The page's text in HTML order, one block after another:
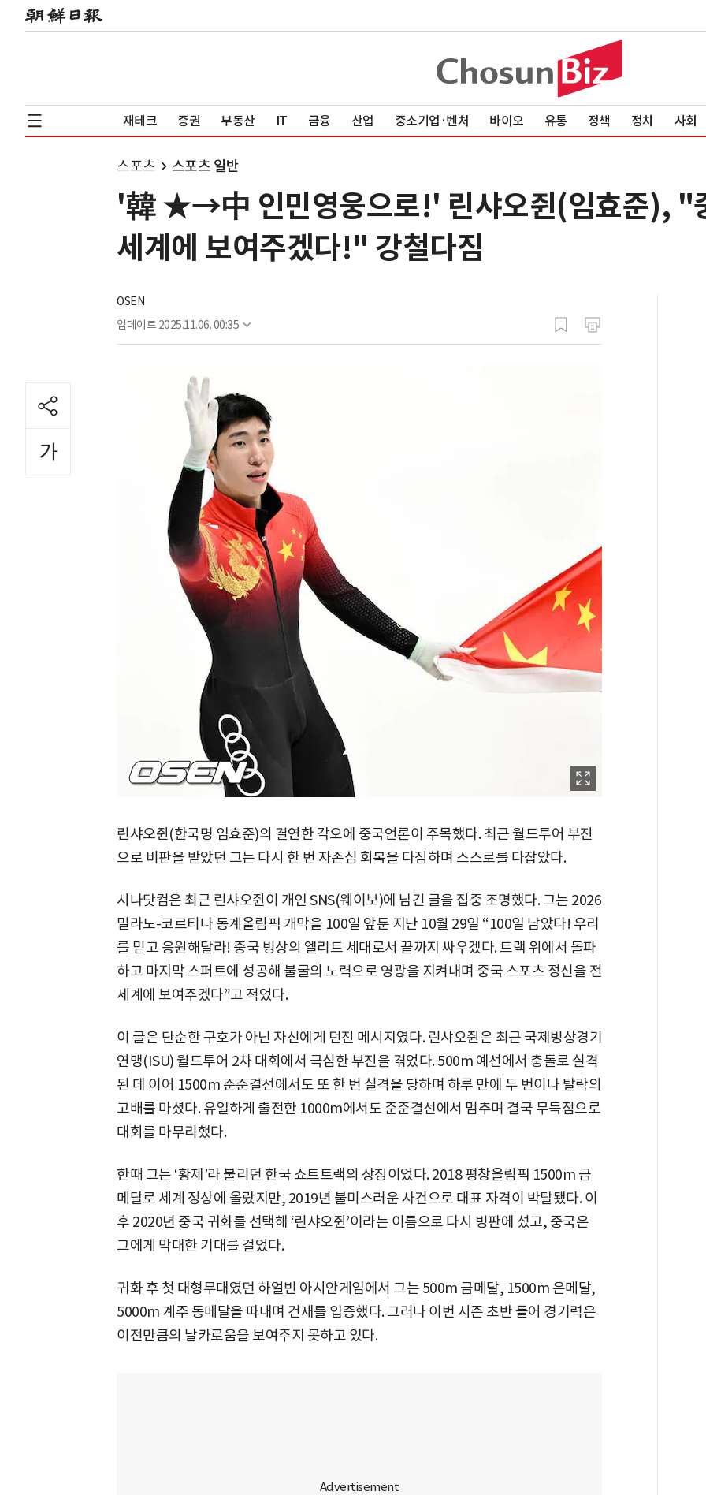
재테크 증권 부동산 IT 금융 산업 중소기업·벤처 바이오 유통 정책 정치 사회
스포츠 스포츠 일반
'韓 ★→中 인민영웅으로!' 린샤오쥔(임효준), "
세계에 보여주겠다!" 강철다짐
OSEN
업데이트 2025.11.06. 00:35
린샤오쥔(한국명 임효준)의 결연한 각오에 중국언론이 주목했다. 최근 월드투어 부진
으로 비판을 받았던 그는 다시 한 번 자존심 회복을 다짐하며 스스로를 다잡았다.
시나닷컴은 최근 린샤오쥔이 개인 SNS(웨이보)에 남긴 글을 집중 조명했다. 그는 2026
밀라노-코르티나 동계올림픽 개막을 100일 앞둔 지난 10월 29일 “100일 남았다! 우리
를 믿고 응원해달라! 중국 빙상의 엘리트 세대로서 끝까지 싸우겠다. 트랙 위에서 돌파
하고 마지막 스퍼트에 성공해 불굴의 노력으로 영광을 지켜내며 중국 스포츠 정신을 전
세계에 보여주겠다”고 적었다.
이 글은 단순한 구호가 아닌 자신에게 던진 메시지였다. 린샤오쥔은 최근 국제빙상경기
연맹(ISU) 월드투어 2차 대회에서 극심한 부진을 겪었다. 500m 예선에서 충돌로 실격
된 데 이어 1500m 준준결선에서도 또 한 번 실격을 당하며 하루 만에 두 번이나 탈락의
고배를 마셨다. 유일하게 출전한 1000m에서도 준준결선에서 멈추며 결국 무득점으로
대회를 마무리했다.
한때 그는 ‘황제’라 불리던 한국 쇼트트랙의 상징이었다. 2018 평창올림픽 1500m 금
메달로 세계 정상에 올랐지만, 2019년 불미스러운 사건으로 대표 자격이 박탈됐다. 이
후 2020년 중국 귀화를 선택해 ‘린샤오쥔’이라는 이름으로 다시 빙판에 섰고, 중국은
그에게 막대한 기대를 걸었다.
귀화 후 첫 대형무대였던 하얼빈 아시안게임에서 그는 500m 금메달, 1500m 은메달,
5000m 계주 동메달을 따내며 건재를 입증했다. 그러나 이번 시즌 초반 들어 경기력은
이전만큼의 날카로움을 보여주지 못하고 있다.